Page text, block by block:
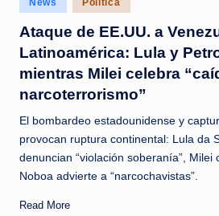
c
i
a
s
a
l
i
in
News Política
Ataque de EE.UU. a
Latinoamérica: Lula y
mientras Milei celebra
narcoterrorismo”
El bombardeo estadounidense y
provocan ruptura continental: Lula da
denuncian “violación soberanía”, Milei
Noboa advierte a “narcochavistas”.
Read More